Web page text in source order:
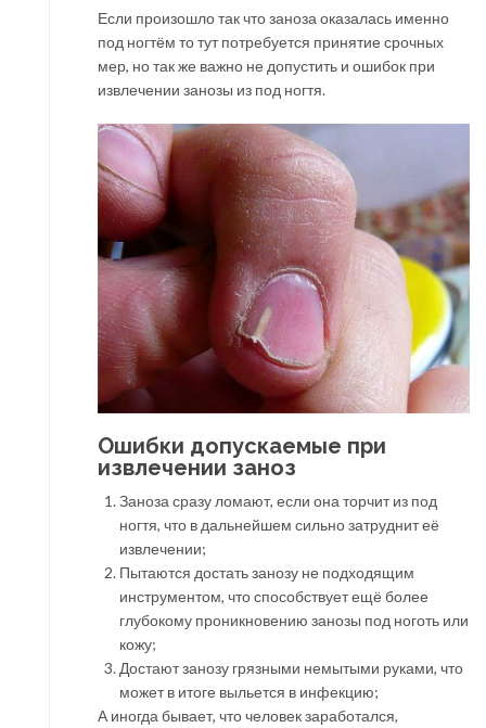
Если произошло так что заноза оказалась именно
под ногтём то тут потребуется принятие срочных
мер, но так же важно не допустить и ошибок при
извлечении занозы из под ногтя.
Ошибки допускаемые при
извлечении заноз
Заноза сразу ломают, если она торчит из под
ногтя, что в дальнейшем сильно затруднит её
извлечении;
Пытаются достать занозу не подходящим
инструментом, что способствует ещё более
глубокому проникновению занозы под ноготь или
кожу;
Достают занозу грязными немытыми руками, что
может в итоге выльется в инфекцию;
А иногда бывает, что человек заработался,